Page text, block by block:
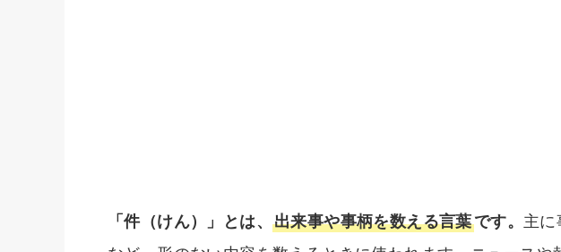
「件（けん）」とは、 出来事や事柄を数える言葉です。 主に